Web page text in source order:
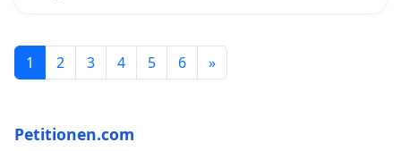
1 2 3 4 5 6 »
Petitionen.com